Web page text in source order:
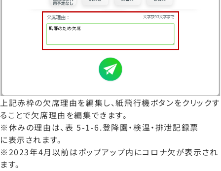
上記赤枠の欠席理由を編集し、紙飛行機ボタンをクリックす
ることで欠席理由を編集できます。
※休みの理由は、表 5-1-6.登降園・検温・排泄記録票
に表示されます。
※2023年4月以前はポップアップ内にコロナ欠が表示され
ます。